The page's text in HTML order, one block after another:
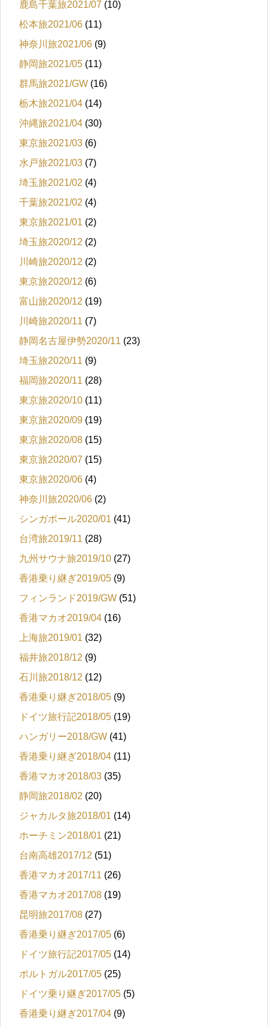
鹿島千葉旅2021/07 (10)
松本旅2021/06 (11)
神奈川旅2021/06 (9)
静岡旅2021/05 (11)
群馬旅2021/GW (16)
栃木旅2021/04 (14)
沖縄旅2021/04 (30)
東京旅2021/03 (6)
水戸旅2021/03 (7)
埼玉旅2021/02 (4)
千葉旅2021/02 (4)
東京旅2021/01 (2)
埼玉旅2020/12 (2)
川崎旅2020/12 (2)
東京旅2020/12 (6)
富山旅2020/12 (19)
川崎旅2020/11 (7)
静岡名古屋伊勢2020/11 (23)
埼玉旅2020/11 (9)
福岡旅2020/11 (28)
東京旅2020/10 (11)
東京旅2020/09 (19)
東京旅2020/08 (15)
東京旅2020/07 (15)
東京旅2020/06 (4)
神奈川旅2020/06 (2)
シンガポール2020/01 (41)
台湾旅2019/11 (28)
九州サウナ旅2019/10 (27)
香港乗り継ぎ2019/05 (9)
フィンランド2019/GW (51)
香港マカオ2019/04 (16)
上海旅2019/01 (32)
福井旅2018/12 (9)
石川旅2018/12 (12)
香港乗り継ぎ2018/05 (9)
ドイツ旅行記2018/05 (19)
ハンガリー2018/GW (41)
香港乗り継ぎ2018/04 (11)
香港マカオ2018/03 (35)
静岡旅2018/02 (20)
ジャカルタ旅2018/01 (14)
ホーチミン2018/01 (21)
台南高雄2017/12 (51)
香港マカオ2017/11 (26)
香港マカオ2017/08 (19)
昆明旅2017/08 (27)
香港乗り継ぎ2017/05 (6)
ドイツ旅行記2017/05 (14)
ポルトガル2017/05 (25)
ドイツ乗り継ぎ2017/05 (5)
香港乗り継ぎ2017/04 (9)